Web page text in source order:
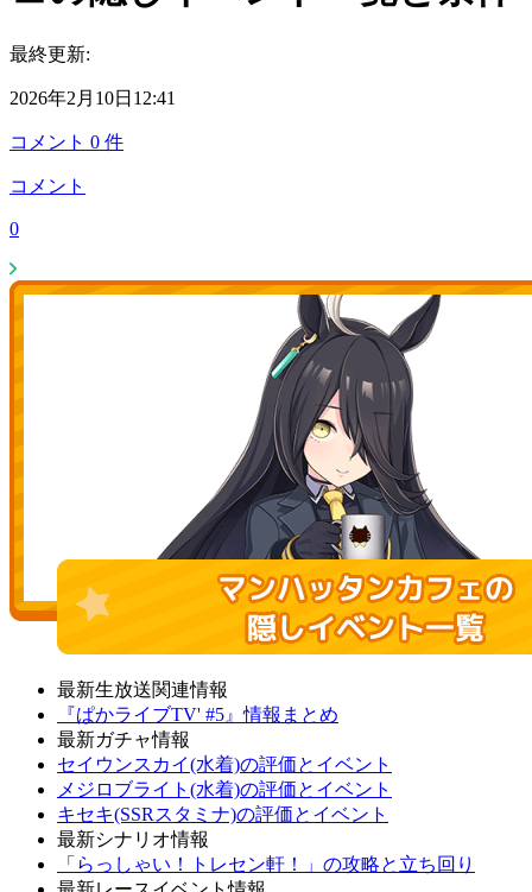
最終更新:
2026年2月10日12:41
コメント 0 件
コメント
0
最新生放送関連情報
『ぱかライブTV' #5』情報まとめ
最新ガチャ情報
セイウンスカイ(水着)の評価とイベント
メジロブライト(水着)の評価とイベント
キセキ(SSRスタミナ)の評価とイベント
最新シナリオ情報
「らっしゃい！トレセン軒！」の攻略と立ち回り